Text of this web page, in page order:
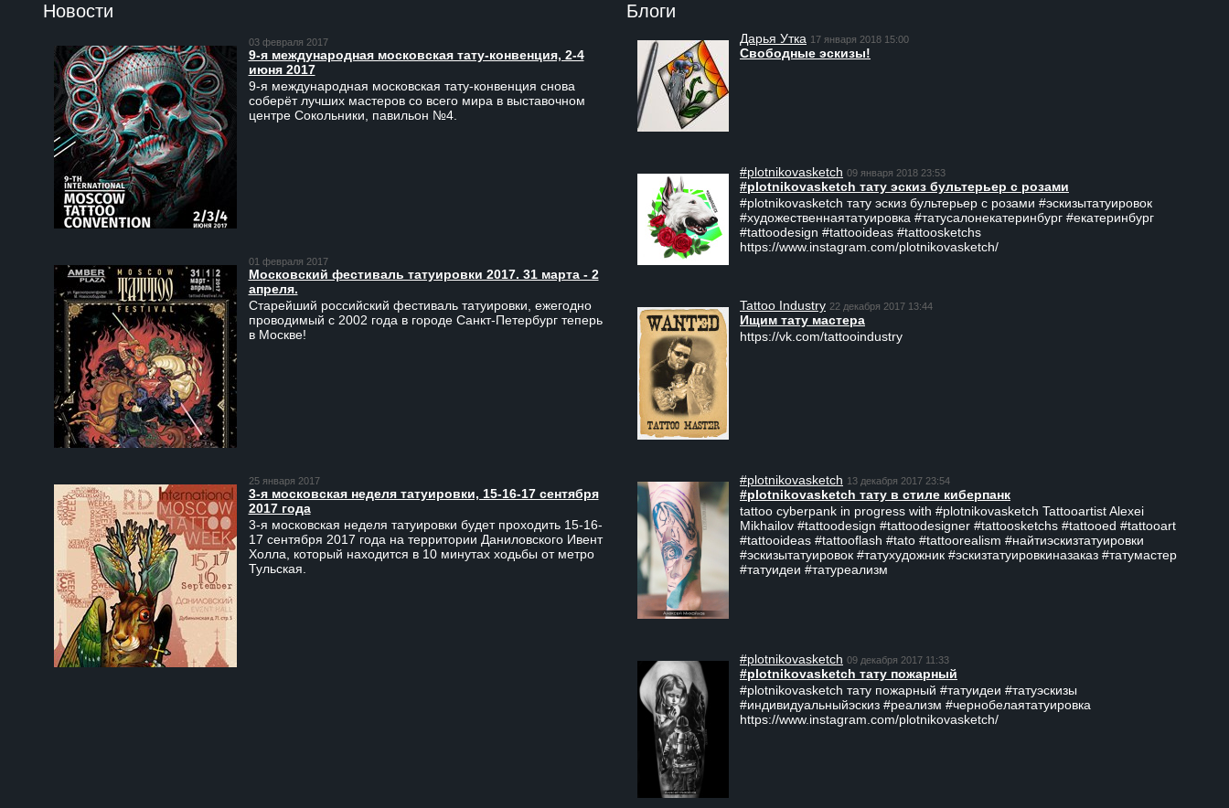
Новости
03 февраля 2017
9-я международная московская тату-конвенция, 2-4
июня 2017
9-я международная московская тату-конвенция снова
соберёт лучших мастеров со всего мира в выставочном
центре Сокольники, павильон №4.
01 февраля 2017
Московский фестиваль татуировки 2017. 31 марта - 2
апреля.
Старейший российский фестиваль татуировки, ежегодно
проводимый с 2002 года в городе Санкт-Петербург теперь
в Москве!
25 января 2017
3-я московская неделя татуировки, 15-16-17 сентября
2017 года
3-я московская неделя татуировки будет проходить 15-16-
17 сентября 2017 года на территории Даниловского Ивент
Холла, который находится в 10 минутах ходьбы от метро
Тульская.
Блоги
Дарья Утка 17 января 2018 15:00
Свободные эскизы!
#plotnikovasketch 09 января 2018 23:53
#plotnikovasketch тату эскиз бультерьер с розами
#plotnikovasketch тату эскиз бультерьер с розами #эскизытатуировок
#художественнаятатуировка #татусалонекатеринбург #екатеринбург
#tattoodesign #tattooideas #tattoosketchs
https://www.instagram.com/plotnikovasketch/
Tattoo Industry 22 декабря 2017 13:44
Ищим тату мастера
https://vk.com/tattooindustry
#plotnikovasketch 13 декабря 2017 23:54
#plotnikovasketch тату в стиле киберпанк
tattoo cyberpank in progress with #plotnikovasketch Tattooartist Alexei
Mikhailov #tattoodesign #tattoodesigner #tattoosketchs #tattooed #tattooart
#tattooideas #tattooflash #tato #tattoorealism #найтиэскизтатуировки
#эскизытатуировок #татухудожник #эскизтатуировкиназаказ #татумастер
#татуидеи #татуреализм
#plotnikovasketch 09 декабря 2017 11:33
#plotnikovasketch тату пожарный
#plotnikovasketch тату пожарный #татуидеи #татуэскизы
#индивидуальныйэскиз #реализм #чернобелаятатуировка
https://www.instagram.com/plotnikovasketch/